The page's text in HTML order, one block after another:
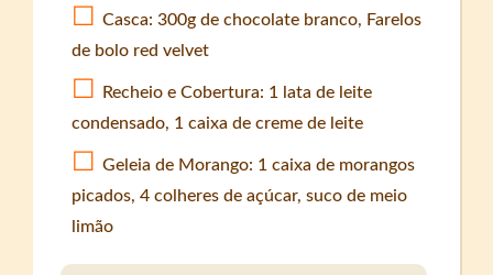
Casca: 300g de chocolate branco, Farelos
de bolo red velvet
Recheio e Cobertura: 1 lata de leite
condensado, 1 caixa de creme de leite
Geleia de Morango: 1 caixa de morangos
picados, 4 colheres de açúcar, suco de meio
limão